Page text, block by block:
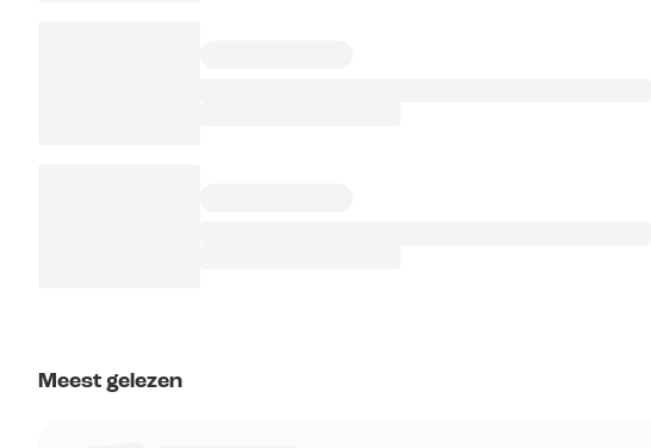
Meest gelezen